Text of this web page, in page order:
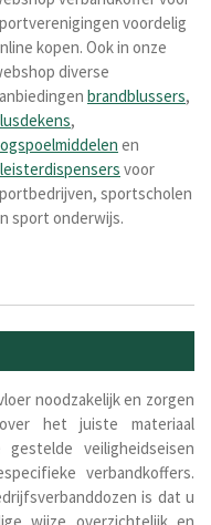
voordelig
kopen. Ook in onze
diverse
brandblussers,
,
en
voor
sportscholen
sport onderwijs.
noodzakelijk en zorgen
het juiste materiaal
veiligheidseisen
verbandkoffers.
is dat u